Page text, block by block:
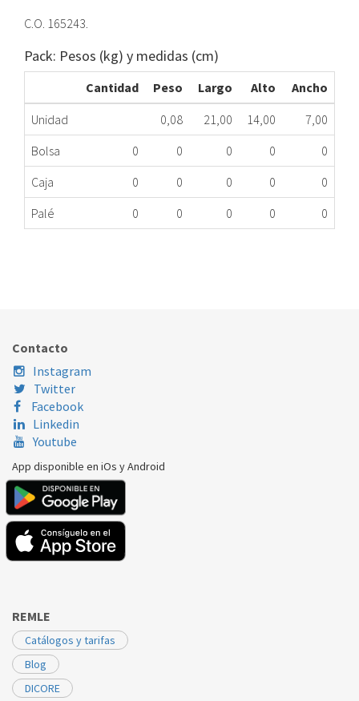
C.O. 165243.
Pack: Pesos (kg) y medidas (cm)
Cantidad Peso Largo Alto
Ancho
Unidad
0,08 21,00 14,00
7,00
Bolsa
0 0 0 0
0
Caja
0 0 0 0
0
Palé
0 0 0 0 0
Contacto
Instagram
Twitter
Facebook
Linkedin
Youtube
App disponible en iOs y Android
REMLE
Catálogos y tarifas
Blog
DICORE